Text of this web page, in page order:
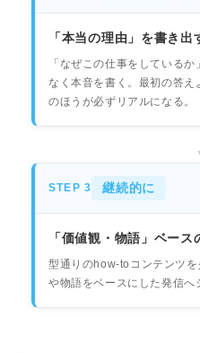
「本当の理由」を書き出
「なぜこの仕事をしている
なく本音を書く。最初の答え
のほうが必ずリアルになる。
STEP 3 継続的に
「価値観・物語」ベー
型通りのhow-toコンテンツ
や物語をベースにした発信へ